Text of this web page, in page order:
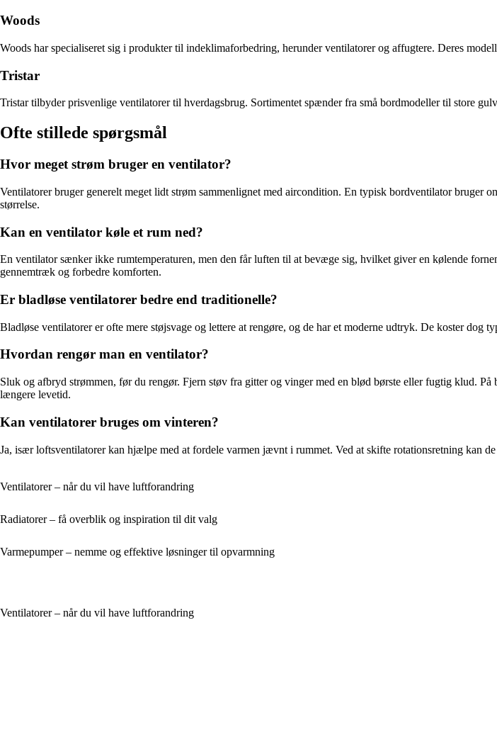
Woods
Woods har specialiseret sig i produkter til indeklimaforbedring, herunder ventilatorer og affugtere. Deres
Tristar
Tristar tilbyder prisvenlige ventilatorer til hverdagsbrug. Sortimentet spænder fra små bordmodeller til store
Ofte stillede spørgsmål
Hvor meget strøm bruger en ventilator?
Ventilatorer bruger generelt meget lidt strøm sammenlignet med aircondition. En typisk bordventilator
størrelse.
Kan en ventilator køle et rum ned?
En ventilator sænker ikke rumtemperaturen, men den får luften til at bevæge sig, hvilket giver en kølende
gennemtræk og forbedre komforten.
Er bladløse ventilatorer bedre end traditionelle?
Bladløse ventilatorer er ofte mere støjsvage og lettere at rengøre, og de har et moderne udtryk. De koster
Hvordan rengør man en ventilator?
Sluk og afbryd strømmen, før du rengør. Fjern støv fra gitter og vinger med en blød børste eller fugtig klud.
længere levetid.
Kan ventilatorer bruges om vinteren?
Ja, især loftsventilatorer kan hjælpe med at fordele varmen jævnt i rummet. Ved at skifte rotationsretning kan
Ventilatorer – når du vil have luftforandring
Radiatorer – få overblik og inspiration til dit valg
Varmepumper – nemme og effektive løsninger til opvarmning
Ventilatorer – når du vil have luftforandring